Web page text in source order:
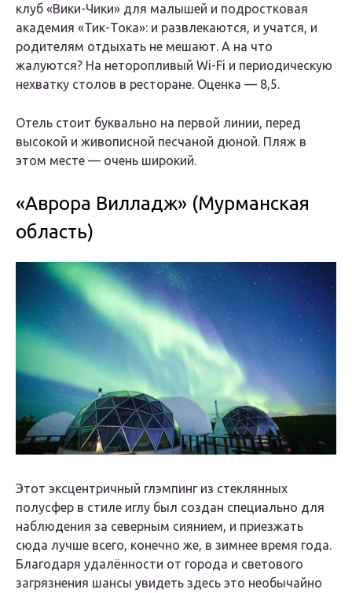
клуб «Вики-Чики» для малышей и подростковая
академия «Тик-Тока»: и развлекаются, и учатся, и
родителям отдыхать не мешают. А на что
жалуются? На неторопливый Wi-Fi и периодическую
нехватку столов в ресторане. Оценка — 8,5.
Отель стоит буквально на первой линии, перед
высокой и живописной песчаной дюной. Пляж в
этом месте — очень широкий.
«Аврора Вилладж» (Мурманская
область)
Этот эксцентричный глэмпинг из стеклянных
полусфер в стиле иглу был создан специально для
наблюдения за северным сиянием, и приезжать
сюда лучше всего, конечно же, в зимнее время года.
Благодаря удалённости от города и светового
загрязнения шансы увидеть здесь это необычайно